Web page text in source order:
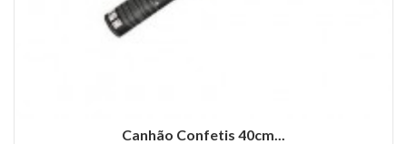
Canhão Confetis 40cm...